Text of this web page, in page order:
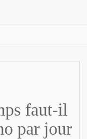
faut-il
par jour